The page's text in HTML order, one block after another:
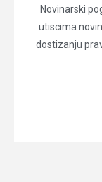
Novinarski
utiscima
dostizanju